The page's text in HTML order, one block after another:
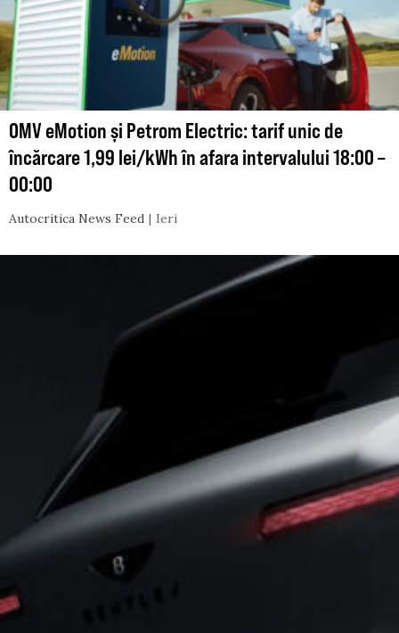
OMV eMotion și Petrom Electric: tarif unic de
încărcare 1,99 lei/kWh în afara intervalului 18:00 –
00:00
Autocritica News Feed Ieri